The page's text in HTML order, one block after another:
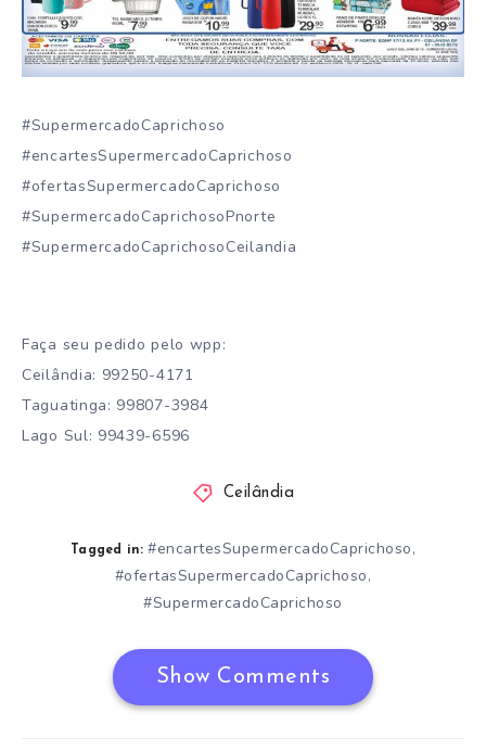
#SupermercadoCaprichoso
#encartesSupermercadoCaprichoso
#ofertasSupermercadoCaprichoso
#SupermercadoCaprichosoPnorte
#SupermercadoCaprichosoCeilandia
Faça seu pedido pelo wpp:
Ceilândia: 99250-4171
Taguatinga: 99807-3984
Lago Sul: 99439-6596
Ceilândia
Tagged in: #encartesSupermercadoCaprichoso,
#ofertasSupermercadoCaprichoso,
#SupermercadoCaprichoso
Show Comments